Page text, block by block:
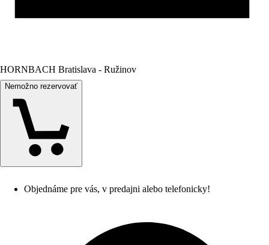
HORNBACH Bratislava - Ružinov
Nemožno rezervovať
Objednáme pre vás, v predajni alebo telefonicky!